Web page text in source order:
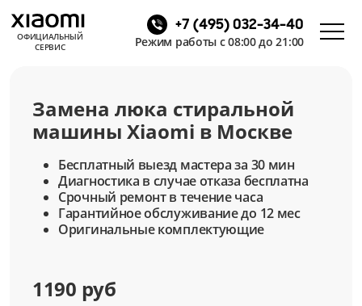
ОФИЦИАЛЬНЫЙ
СЕРВИС
+7 (495) 032-34-40
Режим работы с 08:00 до 21:00
Замена люка стиральной
машины Xiaomi в Москве
Бесплатный выезд мастера за 30 мин
Диагностика в случае отказа бесплатна
Срочный ремонт в течение часа
Гарантийное обслуживание до 12 мес
Оригинальные комплектующие
1190 руб